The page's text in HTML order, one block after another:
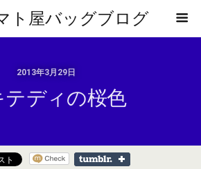
ト屋バッグブログ
2013年3月29日
テディの桜色